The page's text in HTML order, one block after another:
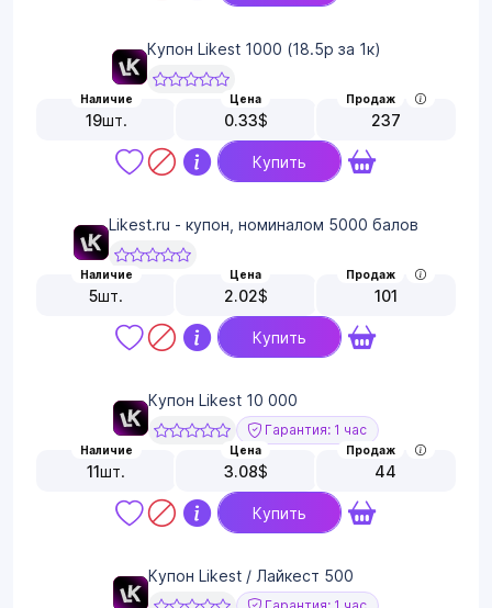
Купон Likest 1000 (18.5р за 1к)
Наличие
19шт.
Цена
0.33$
Продаж
237
Купить
Likest.ru - купон, номиналом 5000 балов
Наличие
5шт.
Цена
2.02$
Продаж
101
Купить
Купон Likest 10 000
Гарантия: 1 час
Наличие
11шт.
Цена
3.08$
Продаж
44
Купить
Купон Likest / Лайкест 500